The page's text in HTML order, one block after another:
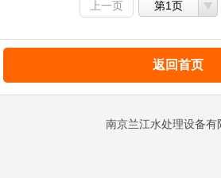
上一页 第1页
返回首页
南京兰江水处理设备有